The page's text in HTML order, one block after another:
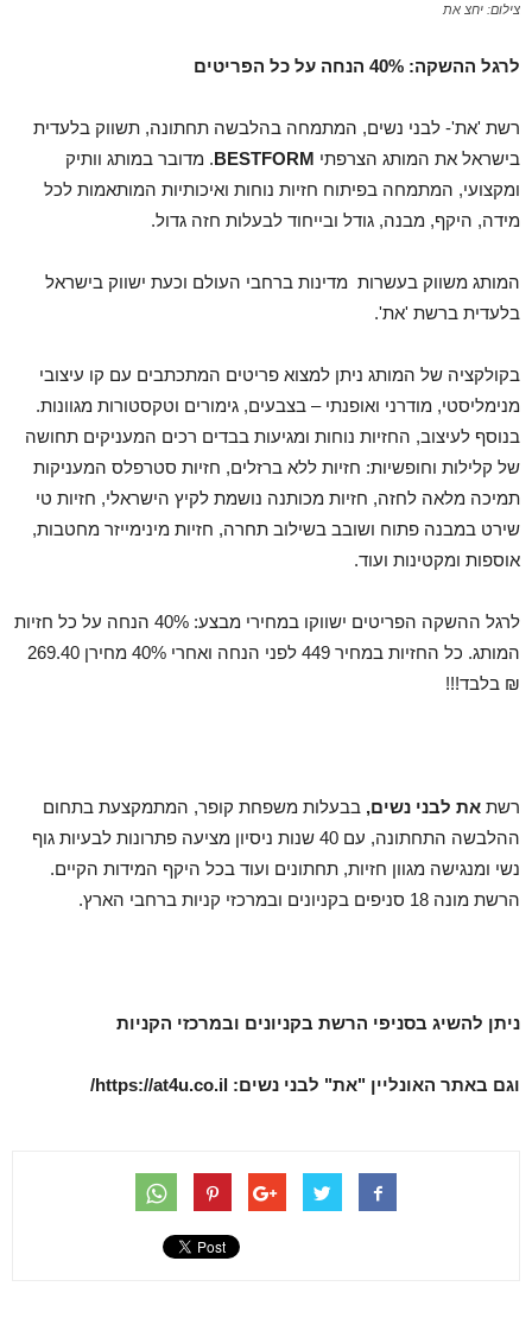
צילום: יחצ את
לרגל ההשקה: 40% הנחה על כל הפריטים
רשת 'את'- לבני נשים, המתמחה בהלבשה תחתונה, תשווק בלעדית
בישראל את המותג הצרפתי BESTFORM. מדובר במותג וותיק
ומקצועי, המתמחה בפיתוח חזיות נוחות ואיכותיות המותאמות לכל
מידה, היקף, מבנה, גודל ובייחוד לבעלות חזה גדול.
המותג משווק בעשרות מדינות ברחבי העולם וכעת ישווק בישראל
בלעדית ברשת 'את'.
בקולקציה של המותג ניתן למצוא פריטים המתכתבים עם קו עיצובי
מנימליסטי, מודרני ואופנתי – בצבעים, גימורים וטקסטורות מגוונות.
בנוסף לעיצוב, החזיות נוחות ומגיעות בבדים רכים המעניקים תחושה
של קלילות וחופשיות: חזיות ללא ברזלים, חזיות סטרפלס המעניקות
תמיכה מלאה לחזה, חזיות מכותנה נושמת לקיץ הישראלי, חזיות טי
שירט במבנה פתוח ושובב בשילוב תחרה, חזיות מינימייזר מחטבות,
אוספות ומקטינות ועוד.
לרגל ההשקה הפריטים ישווקו במחירי מבצע: 40% הנחה על כל חזיות
המותג. כל החזיות במחיר 449 לפני הנחה ואחרי 40% מחירן 269.40
₪ בלבד!!!
רשת את לבני נשים, בבעלות משפחת קופר, המתמקצעת בתחום
ההלבשה התחתונה, עם 40 שנות ניסיון מציעה פתרונות לבעיות גוף
נשי ומנגישה מגוון חזיות, תחתונים ועוד בכל היקף המידות הקיים.
הרשת מונה 18 סניפים בקניונים ובמרכזי קניות ברחבי הארץ.
ניתן להשיג בסניפי הרשת בקניונים ובמרכזי הקניות
וגם באתר האונליין "את" לבני נשים: https://at4u.co.il/